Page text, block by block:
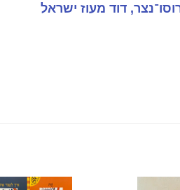
דוד מעוז ישראל